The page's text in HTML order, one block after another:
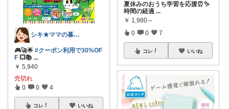
シキ★ママの暮らし、キッズ
🎮🚀🌟 #クーポン利用で30%OF
F 💥📚 ...
￥ 5,940
売切れ
0 0 4
コレ いいね
夏休みのおうち学習を応援⏰✨
時間の経過 ...
￥ 1,980～
0 0 7
コレ いいね